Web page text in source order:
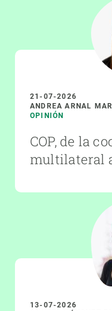
21-07-2026
ANDREA ARNAL
OPINIÓN
COP, de la
multilateral
13-07-2026